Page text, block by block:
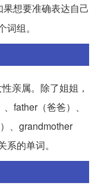
想要准确表达自己
组。
亲属。除了姐姐，
father（爸爸）、
、grandmother
系的单词。